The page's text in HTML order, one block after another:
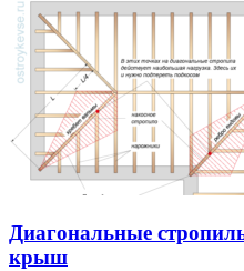
Диагональные
крыш